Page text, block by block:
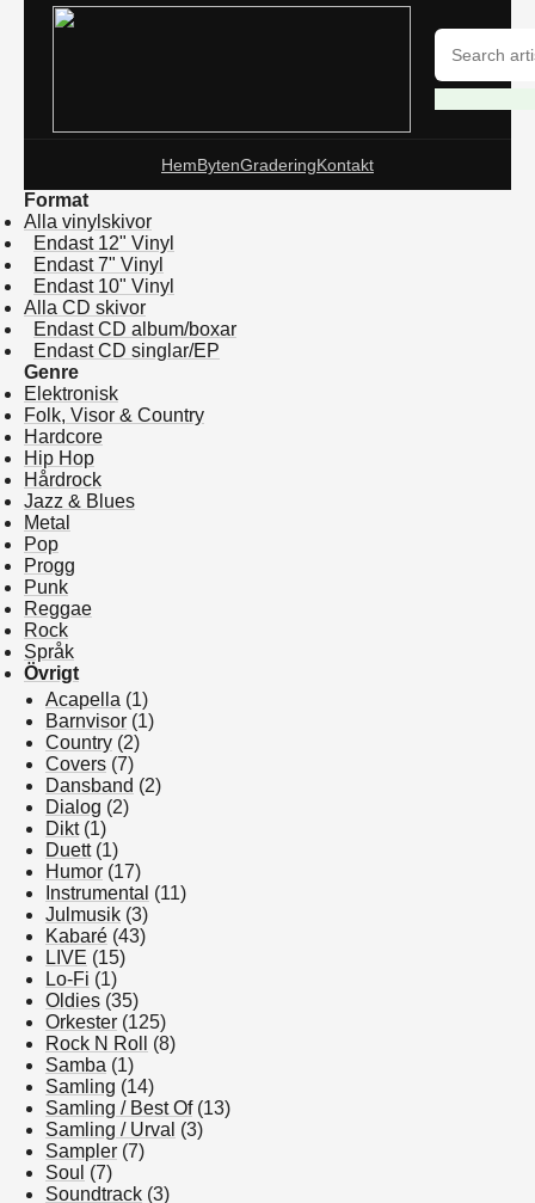
HemBytenGraderingKontakt
Format
Alla vinylskivor
Endast 12" Vinyl
Endast 7" Vinyl
Endast 10" Vinyl
Alla CD skivor
Endast CD album/boxar
Endast CD singlar/EP
Genre
Elektronisk
Folk, Visor & Country
Hardcore
Hip Hop
Hårdrock
Jazz & Blues
Metal
Pop
Progg
Punk
Reggae
Rock
Språk
Övrigt
Acapella (1)
Barnvisor (1)
Country (2)
Covers (7)
Dansband (2)
Dialog (2)
Dikt(1)
Duett(1)
Humor (17)
Instrumental (11)
Julmusik (3)
Kabaré (43)
LIVE (15)
Lo-Fi (1)
Oldies (35)
Orkester (125)
Rock N Roll
(8)
Samba (1)
Samling (14)
Samling / Best Of(13)
Samling / Urval (3)
Sampler (7)
Soul (7)
Soundtrack (3)